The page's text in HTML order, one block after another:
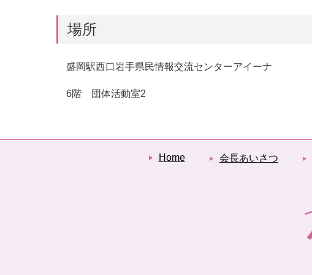
場所
盛岡駅西口岩手県民情報交流センターアイーナ
6階 団体活動室2
Home 会長あいさつ